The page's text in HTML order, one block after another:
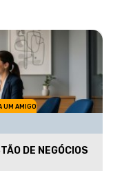
UM AMIGO
DE NEGÓCIOS